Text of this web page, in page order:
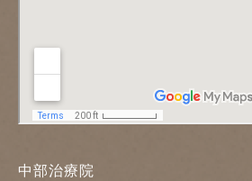
中部治療院